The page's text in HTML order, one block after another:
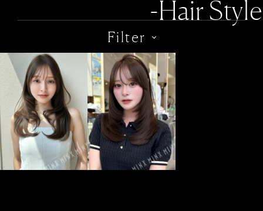
-Hair Style
Filter